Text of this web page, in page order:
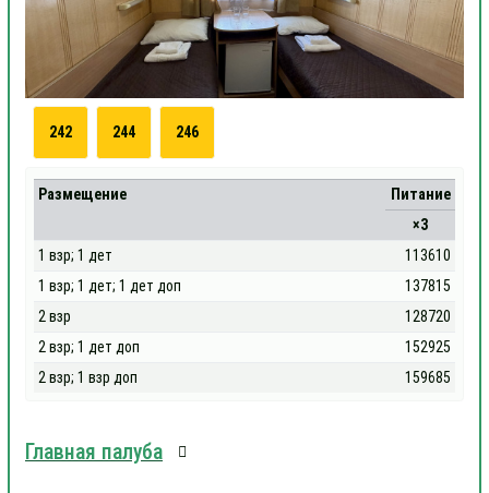
242 244 246
Размещение
Питание
×3
1 взр; 1 дет
113610
1 взр; 1 дет; 1 дет доп
137815
2 взр
128720
2 взр; 1 дет доп
152925
2 взр; 1 взр доп
159685
Главная палуба